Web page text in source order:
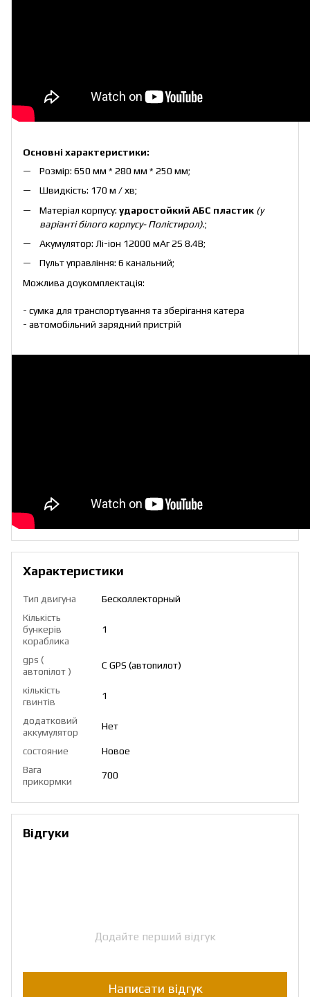
Основні характеристики:
Розмір: 650 мм * 280 мм * 250 мм;
Швидкість: 170 м / хв;
Матеріал корпусу: ударостойкий АБС пластик (у
варіанті білого корпусу- Полістирол).;
Акумулятор: Лі-іон 12000 мАг 2S 8.4В;
Пульт управління: 6 канальний;
Можлива доукомплектація:
- сумка для транспортування та зберігання катера
- автомобільний зарядний пристрій
Характеристики
Тип двигуна
Бесколлекторный
Кількість
бункерів
кораблика
1
gps (
автопілот )
С GPS (автопилот)
кількість
гвинтів
1
додатковий
аккумулятор
Нет
состояние
Новое
Вага
прикормки
700
Відгуки
Додайте перший відгук
Написати відгук